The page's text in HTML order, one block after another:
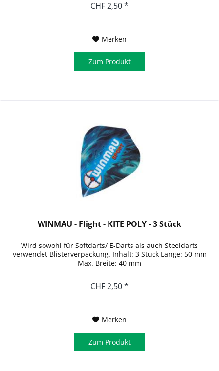
CHF 2,50 *
Merken
Zum Produkt
WINMAU - Flight - KITE POLY - 3 Stück
Wird sowohl für Softdarts/ E-Darts als auch Steeldarts
verwendet Blisterverpackung. Inhalt: 3 Stück Länge: 50 mm
Max. Breite: 40 mm
CHF 2,50 *
Merken
Zum Produkt